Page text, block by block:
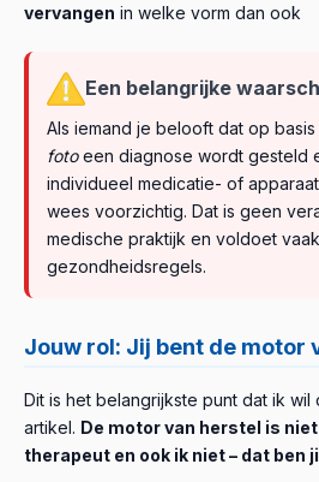
vervangen in welke vorm dan ook
Een belangrijke
Als iemand je belooft dat op basis
fotoeen diagnose wordt gesteld
individueel medicatie- of
wees voorzichtig. Dat is geen
medische praktijk en voldoet
gezondheidsregels.
Jouw rol: Jij bent de motor
Dit is het belangrijkste punt dat ik wil
artikel. De motor van herstel is
therapeut en ook ik niet – dat ben